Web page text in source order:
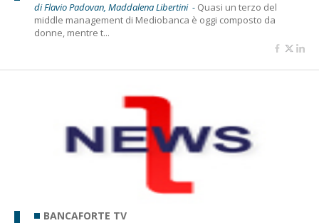
di Flavio Padovan, Maddalena Libertini - Quasi un terzo del
middle management di Mediobanca è oggi composto da
donne, mentre t...
BANCAFORTE TV